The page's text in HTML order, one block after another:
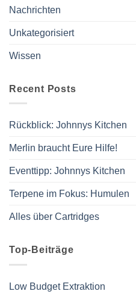
Nachrichten
Unkategorisiert
Wissen
Recent Posts
Rückblick: Johnnys Kitchen
Merlin braucht Eure Hilfe!
Eventtipp: Johnnys Kitchen
Terpene im Fokus: Humulen
Alles über Cartridges
Top-Beiträge
Low Budget Extraktion